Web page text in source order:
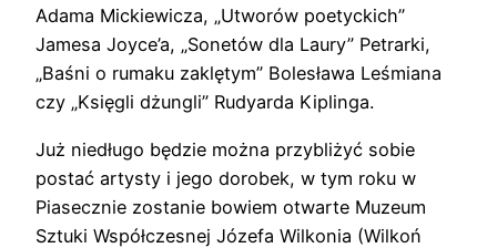
Adama Mickiewicza, „Utworów poetyckich”
Jamesa Joyce’a, „Sonetów dla Laury” Petrarki,
„Baśni o rumaku zaklętym” Bolesława Leśmiana
czy „Księgli dżungli” Rudyarda Kiplinga.
Już niedługo będzie można przybliżyć sobie
postać artysty i jego dorobek, w tym roku w
Piasecznie zostanie bowiem otwarte Muzeum
Sztuki Współczesnej Józefa Wilkonia (Wilkoń